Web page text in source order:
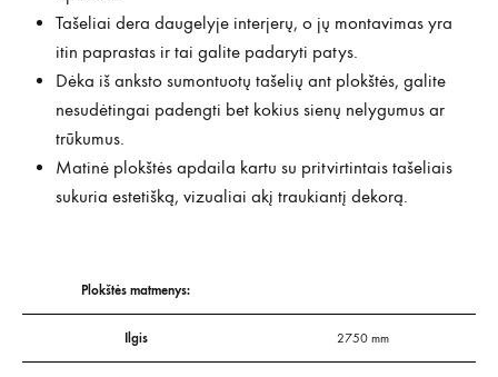
Tašeliai dera daugelyje interjerų, o jų montavimas yra
itin paprastas ir tai galite padaryti patys.
Dėka iš anksto sumontuotų tašelių ant plokštės, galite
nesudėtingai padengti bet kokius sienų nelygumus ar
trūkumus.
Matinė plokštės apdaila kartu su pritvirtintais tašeliais
sukuria estetišką, vizualiai akį traukiantį dekorą.
Plokštės matmenys:
Ilgis 2750 mm